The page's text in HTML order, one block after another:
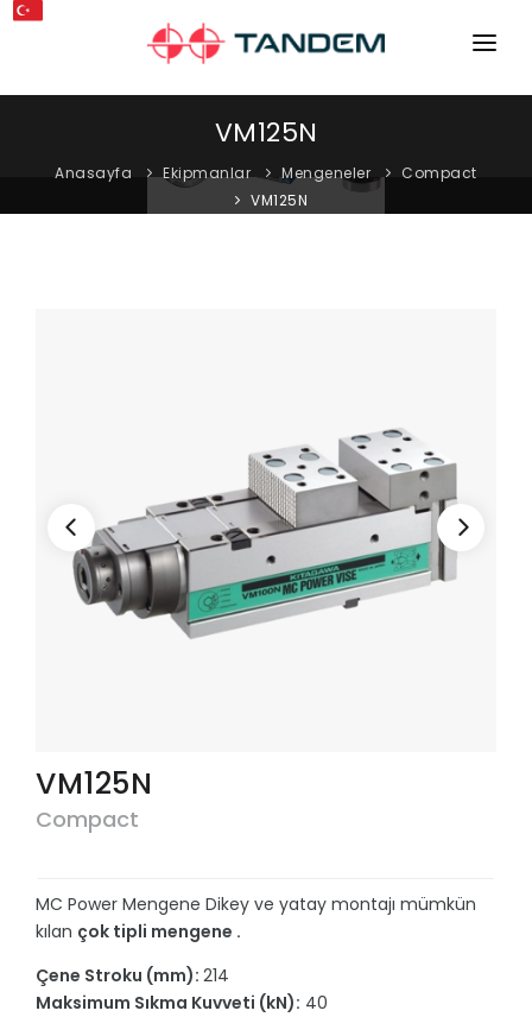
ANA SAYFA
SERVIS
VM125N
Anasayfa Ekipmanlar Mengeneler
Compact
VM125N
VM125N
Compact
MC Power Mengene Dikey ve yatay montajı mümkün
kılan çok tipli mengene .
Çene Stroku (mm): 214
Maksimum Sıkma Kuvveti (kN): 40